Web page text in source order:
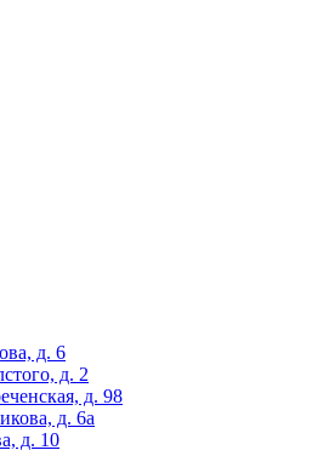
д. 6
д. 2
д. 98
д. 6а
д. 10